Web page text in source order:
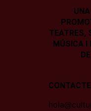
TEATRES,
MÚSICA I
CONTACTE